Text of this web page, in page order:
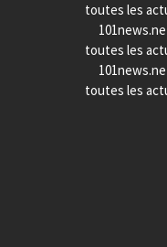
toutes les
toutes les
toutes les